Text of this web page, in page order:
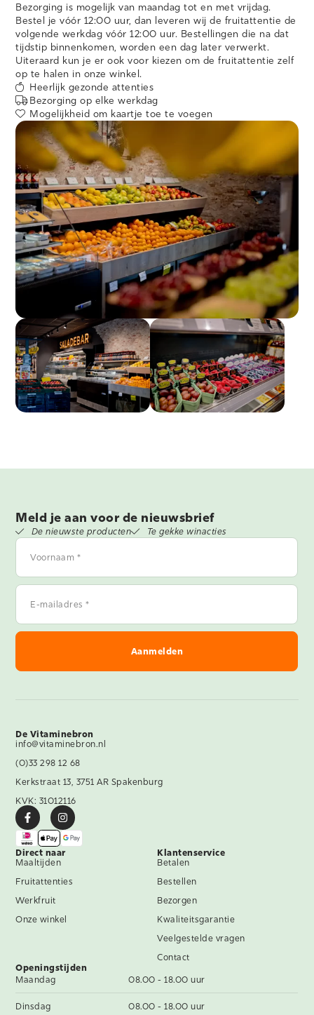
Bezorging is mogelijk van maandag tot en met vrijdag.
Bestel je vóór 12:00 uur, dan leveren wij de fruitattentie de
volgende werkdag vóór 12:00 uur. Bestellingen die na dat
tijdstip binnenkomen, worden een dag later verwerkt.
Uiteraard kun je er ook voor kiezen om de fruitattentie zelf
op te halen in onze winkel.
Heerlijk gezonde attenties
Bezorging op elke werkdag
Mogelijkheid om kaartje toe te voegen
Meld je aan voor de nieuwsbrief
De nieuwste producten Te gekke winacties
Voornaam
E-
mailadres
De Vitaminebron
info@vitaminebron.nl
(0)33 298 12 68
Kerkstraat 13, 3751 AR Spakenburg
KVK: 31012116
Direct naar
Maaltijden
Fruitattenties
Werkfruit
Onze winkel
Klantenservice
Betalen
Bestellen
Bezorgen
Kwaliteitsgarantie
Veelgestelde vragen
Contact
Openingstijden
Maandag
08.00 - 18.00 uur
Dinsdag 08.00 - 18.00 uur